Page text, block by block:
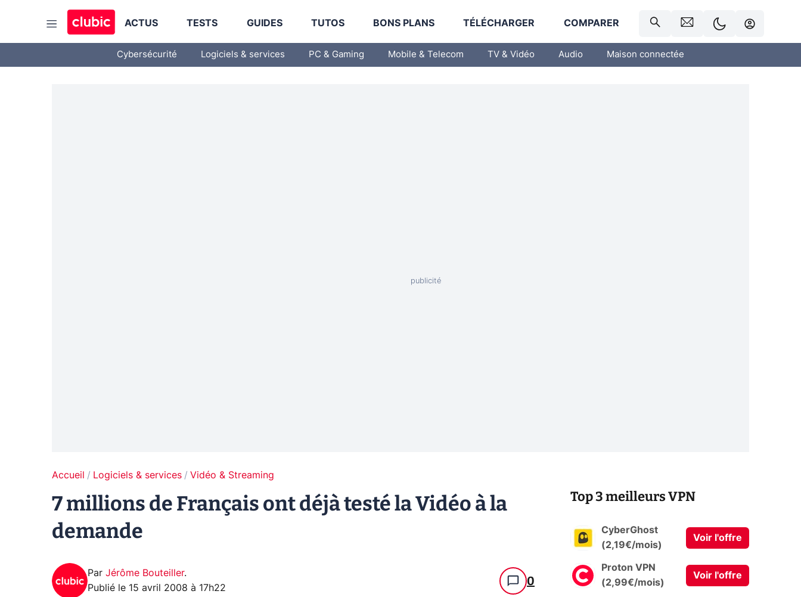
ACTUS TESTS GUIDES TUTOS BONS PLANS TÉLÉCHARGER COMPARER
Cybersécurité Logiciels & services PC & Gaming Mobile & Telecom TV & Vidéo Audio Maison connectée
Accueil Logiciels & services Vidéo & Streaming
7 millions de Français ont déjà testé la Vidéo à la
demande
Par Jérôme Bouteiller.
Publié le 15 avril 2008 à 17h22 0
Top 3 meilleurs VPN
CyberGhost
(2,19€/mois)
Voir l'offre
Proton VPN
(2,99€/mois)
Voir l'offre